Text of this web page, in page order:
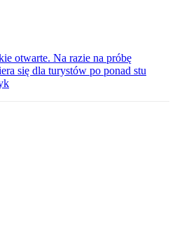
otwarte. Na razie na próbę
się dla turystów po ponad stu